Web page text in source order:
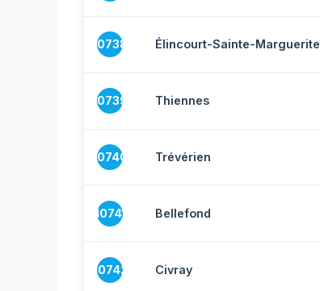
10738 Élincourt-Sainte-Marguerite
10739 Thiennes
10740 Trévérien
10741 Bellefond
10742 Civray